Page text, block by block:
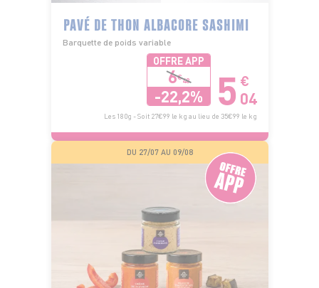
PAVÉ DE THON ALBACORE SASHIMI
Barquette de poids variable
OFFRE APP
6€48
-22,2% 5 €
04
Les 180g - Soit 27€99 le kg au lieu de 35€99 le kg
DU 27/07 AU 09/08